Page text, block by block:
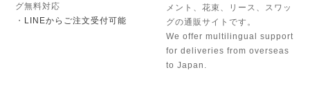
グ無料対応
・ LINEからご注文受付可能
メント、花束、リース、スワッ
グの通販サイトです。
We offer multilingual support
for deliveries from overseas
to Japan.